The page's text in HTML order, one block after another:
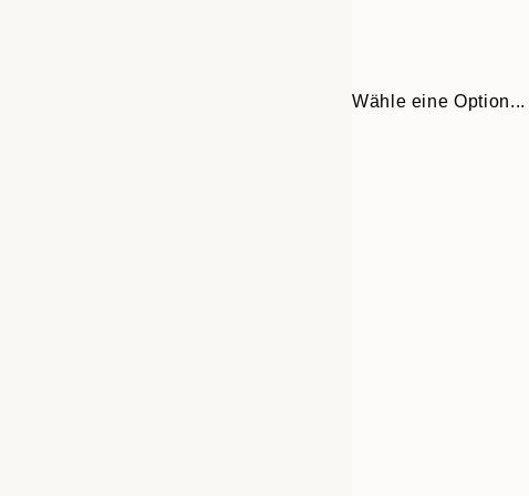
Wähle eine Option...